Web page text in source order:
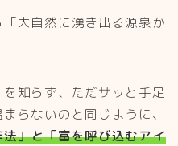
大自然に湧き出る源泉か
知らず、ただサッと手足
らないのと同じように、
」と「富を呼び込むアイ